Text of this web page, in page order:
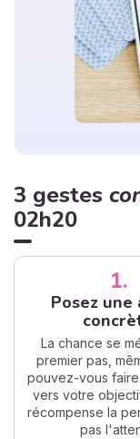
3 gestes
02h20
1.
Posez une
La chance se
premier pas,
pouvez-vous
vers votre
récompense la
pas